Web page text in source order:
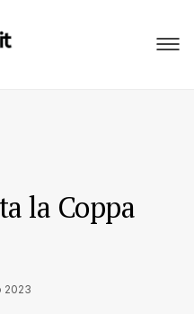
la Coppa
2023